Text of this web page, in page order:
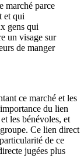
marché parce
et qui
gens qui
un visage sur
de manger
ce marché et les
du lien
les bénévoles, et
Ce lien direct
de ce
jugées plus